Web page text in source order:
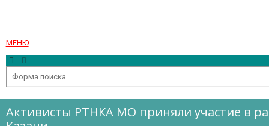
МЕНЮ
Активисты РТНКА МО приняли участие в